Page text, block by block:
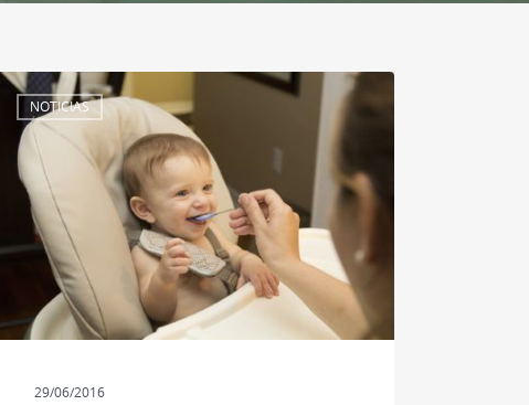
NOTICIAS
29/06/2016